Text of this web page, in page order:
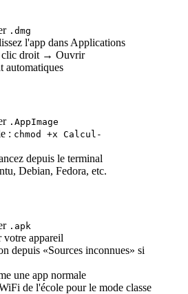
.dmg
l'app dans Applications
clic droit → Ouvrir
automatiques
.AppImage
: chmod +x Calcul-
depuis le terminal
Debian, Fedora, etc.
.apk
appareil
depuis «Sources inconnues» si
une app normale
de l'école pour le mode classe